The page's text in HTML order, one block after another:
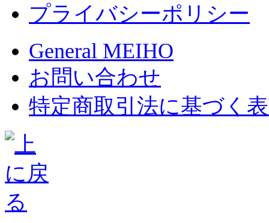
プライバシーポリシー
General MEIHO
お問い合わせ
特定商取引法に基づく